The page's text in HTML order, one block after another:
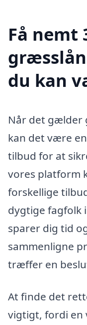
Få nemt
du kan
Når det gælder
kan det være
tilbud for at
vores platform
forskellige
dygtige fagfolk
sparer dig tid
sammenligne
træffer en
At finde det
vigtigt, fordi